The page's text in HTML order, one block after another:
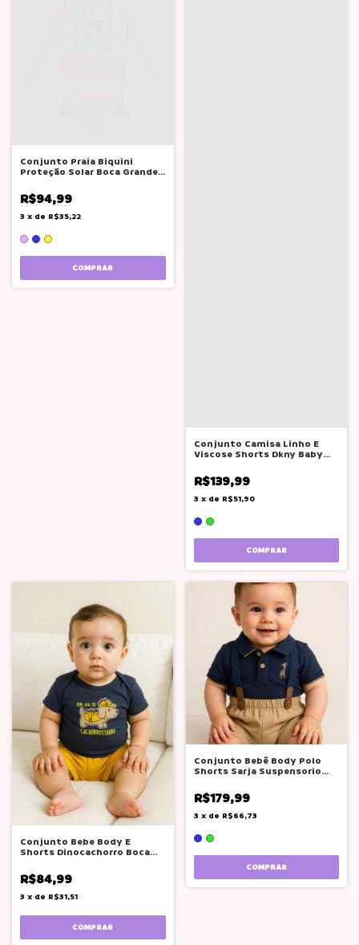
Conjunto Praia Biquini
Proteção Solar Boca Grande
R$94,99
3 x de R$35,22
COMPRAR
Conjunto Camisa Linho E
Viscose Shorts Dkny Baby
R$139,99
3 x de R$51,90
COMPRAR
Conjunto Bebe Body E
Shorts Dinocachorro Boca
R$84,99
3 x de R$31,51
COMPRAR
Conjunto Bebê Body Polo
Shorts Sarja Suspensorio
R$179,99
3 x de R$66,73
COMPRAR